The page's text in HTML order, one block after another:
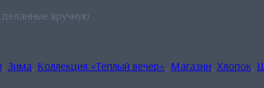
вручную
Зима Коллекция «Тёплый вечер» Магазин Хлопок